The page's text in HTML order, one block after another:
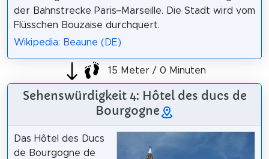
der Bahnstrecke Paris–Marseille. Die Stadt wird vom
Flüsschen Bouzaise durchquert.
Wikipedia: Beaune (DE)
15 Meter / 0 Minuten
Sehenswürdigkeit 4: Hôtel des ducs de
Bourgogne
Das Hôtel des Ducs
de Bourgogne de